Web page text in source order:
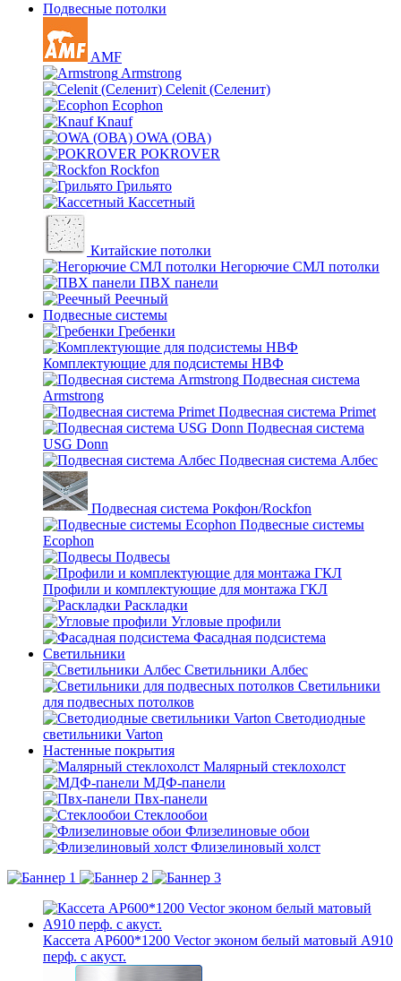
Подвесные потолки
AMF
Armstrong
Celenit (Селенит)
Ecophon
Knauf
OWA (ОВА)
POKROVER
Rockfon
Грильято
Кассетный
Китайские потолки
Негорючие СМЛ потолки
ПВХ панели
Реечный
Подвесные системы
Гребенки
Комплектующие для подсистемы НВФ
Подвесная система
Armstrong
Подвесная система Primet
Подвесная система
USG Donn
Подвесная система Албес
Подвесная система Рокфон/Rockfon
Подвесные системы
Ecophon
Подвесы
Профили и комплектующие для монтажа ГКЛ
Раскладки
Угловые профили
Фасадная подсистема
Светильники
Светильники Албес
Светильники
для подвесных потолков
Светодиодные
светильники Varton
Настенные покрытия
Малярный стеклохолст
МДФ-панели
Пвх-панели
Стеклообои
Флизелиновые обои
Флизелиновый холст
Кассета AP600*1200 Vector эконом белый матовый А910
перф. с акуст.